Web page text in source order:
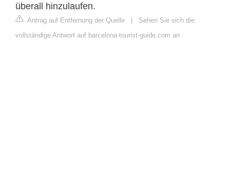
überall hinzulaufen.
Antrag auf Entfernung der Quelle | Sehen Sie sich die
vollständige Antwort auf barcelona-tourist-guide.com an